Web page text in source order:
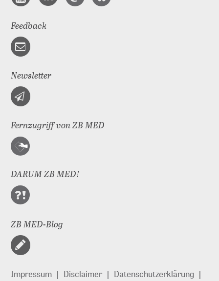
Feedback
Newsletter
Fernzugriff von ZB MED
DARUM ZB MED!
ZB MED-Blog
Impressum Disclaimer Datenschutzerklärung